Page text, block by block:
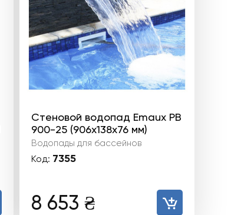
Стеновой водопад Emaux PB
900-25 (906х138х76 мм)
Водопады для бассейнов
Код: 7355
8 653 ₴